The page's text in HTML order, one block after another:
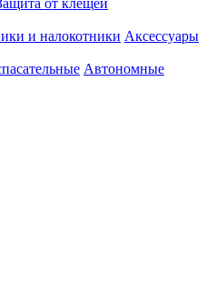
от клещей
и налокотники Аксессуары
Автономные